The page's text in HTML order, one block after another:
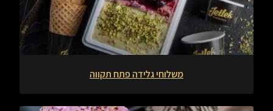
משלוחי גלידה פתח תקווה